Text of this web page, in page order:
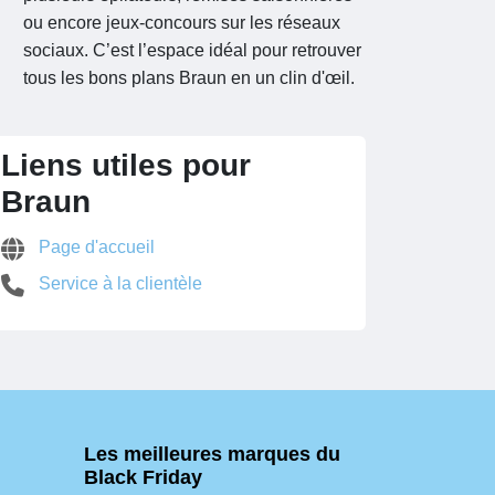
ou encore jeux-concours sur les réseaux
sociaux. C’est l’espace idéal pour retrouver
tous les bons plans Braun en un clin d'œil.
Liens utiles pour
Braun
Page d'accueil
Service à la clientèle
Les meilleures marques du
Black Friday